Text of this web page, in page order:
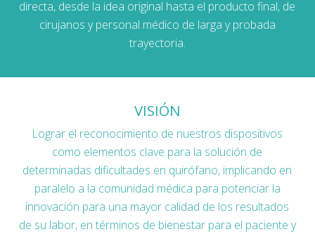
directa, desde la idea original hasta el producto final, de
cirujanos y personal médico de larga y probada
trayectoria.
VISIÓN
Lograr el reconocimiento de nuestros dispositivos
como elementos clave para la solución de
determinadas dificultades en quirófano, implicando en
paralelo a la comunidad médica para potenciar la
innovación para una mayor calidad de los resultados
de su labor, en términos de bienestar para el paciente y